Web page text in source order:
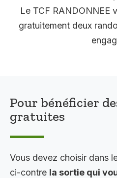
Le TCF RANDONNEE
gratuitement deux
Pour bénéficier
gratuites
Vous devez choisir dans
ci-contre la sortie qui